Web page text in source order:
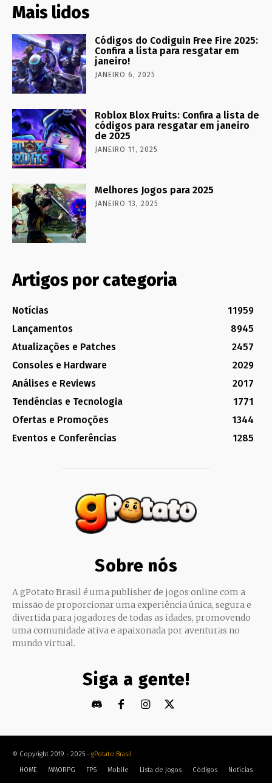
Mais lidos
Códigos do Codiguin Free Fire 2025:
Confira a lista para resgatar em
janeiro!
JANEIRO 6, 2025
Roblox Blox Fruits: Confira a lista de
códigos para resgatar em janeiro
de 2025
JANEIRO 11, 2025
Melhores Jogos para 2025
JANEIRO 13, 2025
Artigos por categoria
Notícias
11959
Lançamentos
8945
Atualizações e Patches
2457
Consoles e Hardware
2029
Análises e Reviews
2017
Tendências e Tecnologia
1771
Ofertas e Promoções
1344
Eventos e Conferências
1285
Sobre nós
A gPotato Brasil é uma publisher de jogos online com a
missão de proporcionar uma experiência única, segura e
divertida para jogadores de todas as idades, promovendo
uma comunidade ativa e apaixonada por aventuras no
mundo virtual.
Siga a gente!
© Copyright 2019 - 2025 - gPotato Brasil
HOME
MMORPG FPS Mobile Lista de Jogos Códigos Notícias